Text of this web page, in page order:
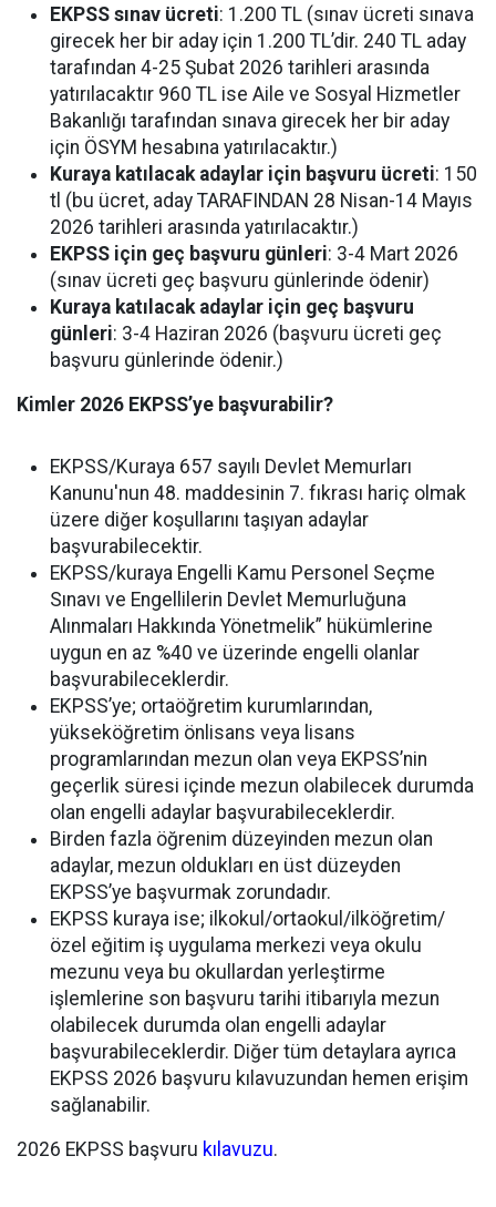
EKPSS sınav ücreti: 1.200 TL (sınav ücreti sınava
girecek her bir aday için 1.200 TL’dir. 240 TL aday
tarafından 4-25 Şubat 2026 tarihleri arasında
yatırılacaktır 960 TL ise Aile ve Sosyal Hizmetler
Bakanlığı tarafından sınava girecek her bir aday
için ÖSYM hesabına yatırılacaktır.)
Kuraya katılacak adaylar için başvuru ücreti: 150
tl (bu ücret, aday TARAFINDAN 28 Nisan-14 Mayıs
2026 tarihleri arasında yatırılacaktır.)
EKPSS için geç başvuru günleri: 3-4 Mart 2026
(sınav ücreti geç başvuru günlerinde ödenir)
Kuraya katılacak adaylar için geç başvuru
günleri: 3-4 Haziran 2026 (başvuru ücreti geç
başvuru günlerinde ödenir.)
Kimler 2026 EKPSS’ye başvurabilir?
EKPSS/Kuraya 657 sayılı Devlet Memurları
Kanunu'nun 48. maddesinin 7. fıkrası hariç olmak
üzere diğer koşullarını taşıyan adaylar
başvurabilecektir.
EKPSS/kuraya Engelli Kamu Personel Seçme
Sınavı ve Engellilerin Devlet Memurluğuna
Alınmaları Hakkında Yönetmelik” hükümlerine
uygun en az %40 ve üzerinde engelli olanlar
başvurabileceklerdir.
EKPSS’ye; ortaöğretim kurumlarından,
yükseköğretim önlisans veya lisans
programlarından mezun olan veya EKPSS’nin
geçerlik süresi içinde mezun olabilecek durumda
olan engelli adaylar başvurabileceklerdir.
Birden fazla öğrenim düzeyinden mezun olan
adaylar, mezun oldukları en üst düzeyden
EKPSS’ye başvurmak zorundadır.
EKPSS kuraya ise; ilkokul/ortaokul/ilköğretim/
özel eğitim iş uygulama merkezi veya okulu
mezunu veya bu okullardan yerleştirme
işlemlerine son başvuru tarihi itibarıyla mezun
olabilecek durumda olan engelli adaylar
başvurabileceklerdir. Diğer tüm detaylara ayrıca
EKPSS 2026 başvuru kılavuzundan hemen erişim
sağlanabilir.
2026 EKPSS başvuru kılavuzu.